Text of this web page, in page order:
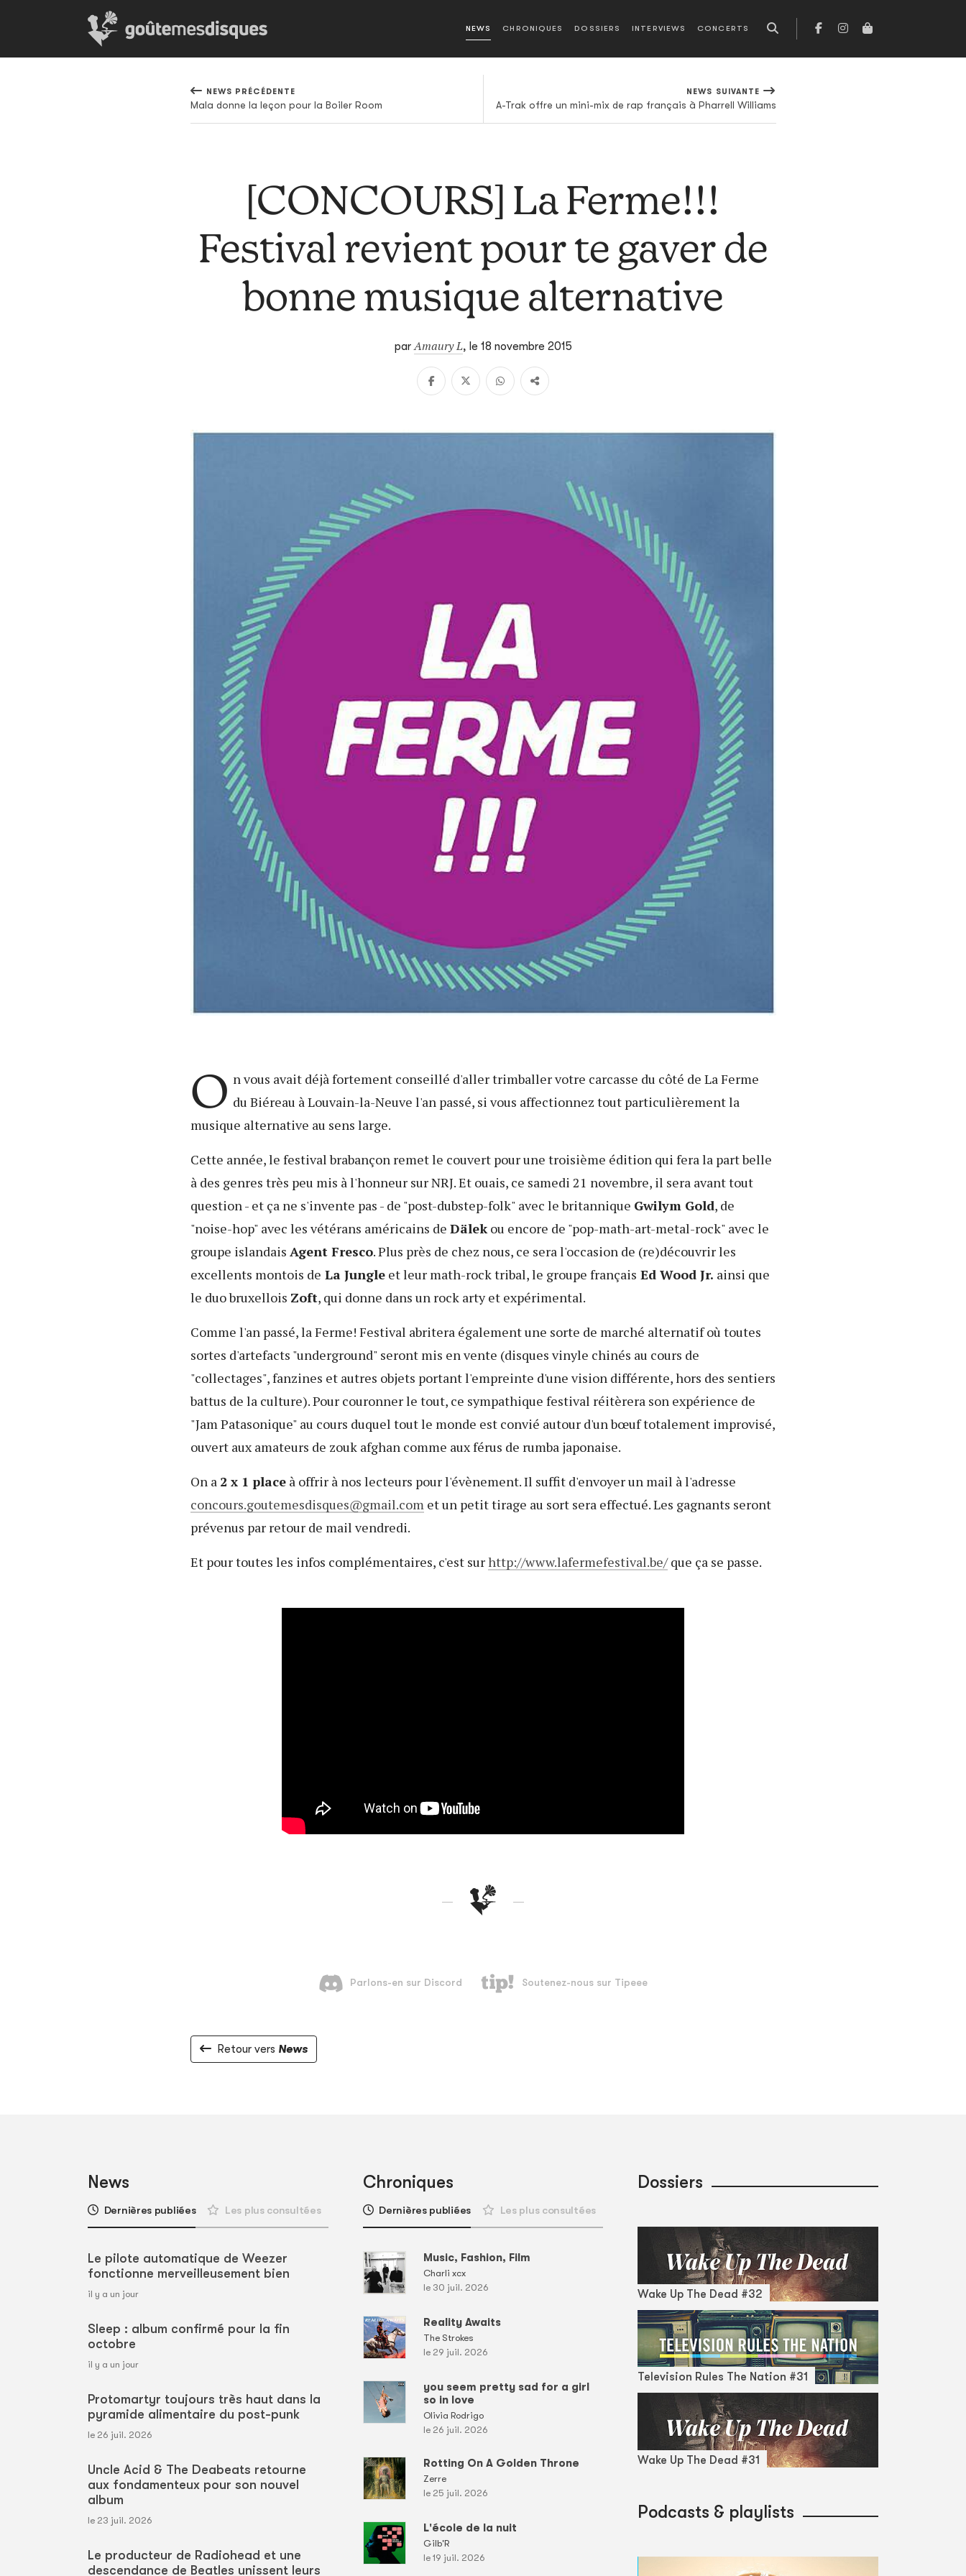
NEWS CHRONIQUES DOSSIERS INTERVIEWS CONCERTS
NEWS PRÉCÉDENTE
Mala donne la leçon pour la Boiler Room
NEWS SUIVANTE
A-Trak offre un mini-mix de rap français à Pharrell Williams
[CONCOURS] La Ferme!!!
Festival revient pour te gaver de
bonne musique alternative
parAmaury L, le 18 novembre 2015
O n vous avait déjà fortement conseillé d'aller trimballer votre carcasse du côté de La Ferme
du Biéreau à Louvain-la-Neuve l'an passé, si vous affectionnez tout particulièrement la
musique alternative au sens large.
Cette année, le festival brabançon remet le couvert pour une troisième édition qui fera la part belle
à des genres très peu mis à l'honneur sur NRJ. Et ouais, ce samedi 21 novembre, il sera avant tout
question - et ça ne s'invente pas - de "post-dubstep-folk" avec le britannique Gwilym Gold, de
"noise-hop" avec les vétérans américains de Dälekou encore de "pop-math-art-metal-rock" avec le
groupe islandais Agent Fresco. Plus près de chez nous, ce sera l'occasion de (re)découvrir les
excellents montois de La Jungleet leur math-rock tribal, le groupe français Ed Wood Jr. ainsi que
le duo bruxellois Zoft, qui donne dans un rock arty et expérimental.
Comme l'an passé, la Ferme! Festival abritera également une sorte de marché alternatif où toutes
sortes d'artefacts "underground" seront mis en vente (disques vinyle chinés au cours de
"collectages", fanzines et autres objets portant l'empreinte d'une vision différente, hors des sentiers
battus de la culture). Pour couronner le tout, ce sympathique festival réitèrera son expérience de
"Jam Patasonique" au cours duquel tout le monde est convié autour d'un bœuf totalement improvisé,
ouvert aux amateurs de zouk afghan comme aux férus de rumba japonaise.
On a 2 x 1 placeà offrir à nos lecteurs pour l'évènement. Il suffit d'envoyer un mail à l'adresse
concours.goutemesdisques
gmail.comet un petit tirage au sort sera effectué. Les gagnants seront
prévenus par retour de mail vendredi.
Et pour toutes les infos complémentaires, c'est surhttp://www.lafermefestival.be/que ça se passe.
Retour vers News
News
Dernières publiées Les plus consultées
Le pilote automatique de Weezer
fonctionne merveilleusement bien
il y a un jour
Sleep : album confirmé pour la fin
octobre
il y a un jour
Protomartyr toujours très haut dans la
pyramide alimentaire du post-punk
le 26 juil. 2026
Uncle Acid & The Deabeats retourne
aux fondamenteux pour son nouvel
album
le 23 juil. 2026
Le producteur de Radiohead et une
descendance de Beatles unissent leurs
Chroniques
Dernières publiées Les plus consultées
Music, Fashion, Film
Charli xcx
le 30 juil. 2026
Reality Awaits
The Strokes
le 29 juil. 2026
you seem pretty sad for a girl
so in love
Olivia Rodrigo
le 26 juil. 2026
Rotting On A Golden Throne
Zerre
le 25 juil. 2026
L'école de la nuit
Gilb'R
le 19 juil. 2026
Dossiers
Wake Up The Dead #32
Television Rules The Nation #31
Wake Up The Dead #31
Podcasts & playlists